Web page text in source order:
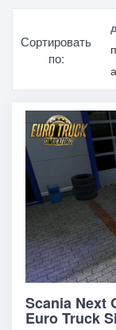
Сортировать
по:
Scania Next
Euro Truck